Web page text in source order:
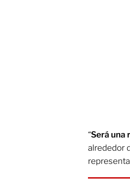
“Será una
alrededor